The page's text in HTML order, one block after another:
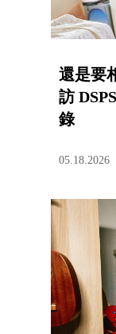
還是要
訪
錄
05.18.2026